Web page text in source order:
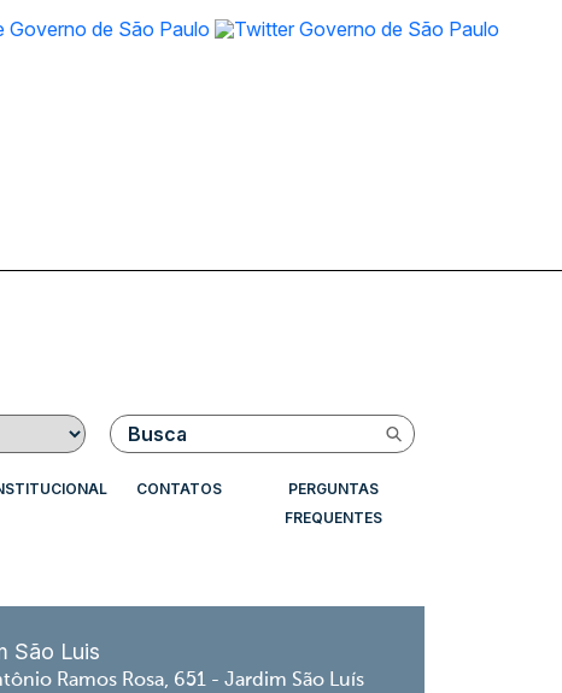
Buscar
CONTATOS
PERGUNTAS
FREQUENTES
São Luis
Ramos Rosa, 651 - Jardim São Luís